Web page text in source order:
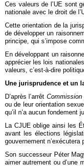
Ces valeurs de l’UE sont
nationale avec le droit de
Cette orientation de la
de développer un
principe, qui s’impose
En développant un
apprécier les lois
valeurs, c’est-à-dire
Une jurisprudence et un
D’après l’arrêt Commission
ou de leur orientation
qu’il n’a aucun
La CJUE oblige ainsi les
avant les élections
gouvernement
Son successeur Péter
aimer autrement ou d’une